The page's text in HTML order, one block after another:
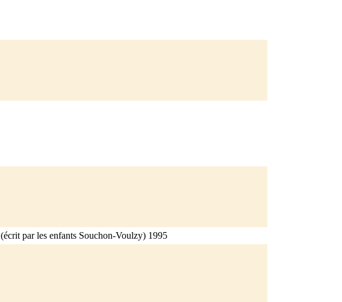
(écrit par les enfants Souchon-Voulzy) 1995